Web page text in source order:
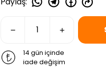
14 gün içinde
iade değişim